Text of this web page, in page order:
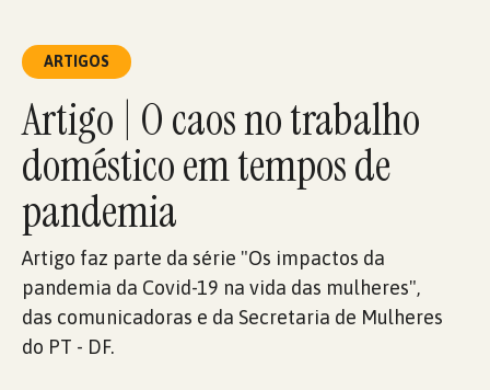
ARTIGOS
Artigo | O caos no trabalho
doméstico em tempos de
pandemia
Artigo faz parte da série "Os impactos da
pandemia da Covid-19 na vida das mulheres",
das comunicadoras e da Secretaria de Mulheres
do PT - DF.